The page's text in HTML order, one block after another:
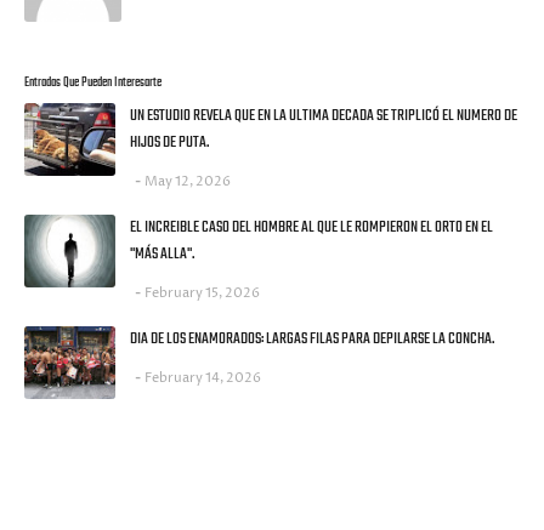
Entradas Que Pueden Interesarte
UN ESTUDIO REVELA QUE EN LA ULTIMA DECADA SE TRIPLICÓ EL NUMERO DE
HIJOS DE PUTA.
May 12, 2026
EL INCREIBLE CASO DEL HOMBRE AL QUE LE ROMPIERON EL ORTO EN EL
"MÁS ALLA".
February 15, 2026
DIA DE LOS ENAMORADOS: LARGAS FILAS PARA DEPILARSE LA CONCHA.
February 14, 2026